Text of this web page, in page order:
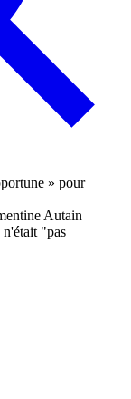
Autain
"pas